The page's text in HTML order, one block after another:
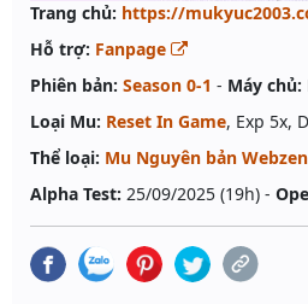
Trang chủ: https://
Hỗ trợ: Fanpage
Phiên bản: Season 0-1 - Máy chủ:
Loại Mu: Reset In Game, Exp 5x,
Thể loại: Mu Nguyên bản Webzen
Alpha Test: 25/09/2025 (19h) -